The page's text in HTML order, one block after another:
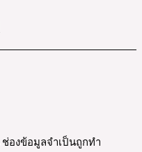
ช่องข้อมูลจำเป็นถูกทำ